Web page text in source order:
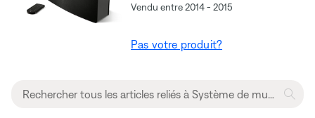
Vendu entre 2014 - 2015
Pas votre produit?